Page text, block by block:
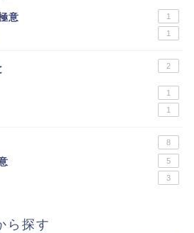
意 1
1
2
1
1
8
5
3
ら探す